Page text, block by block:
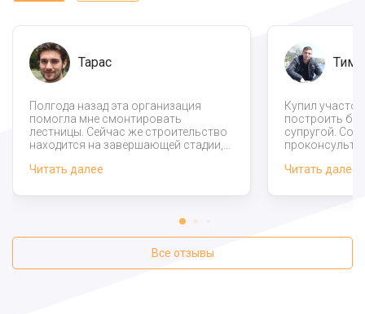
Тарас
Полгода назад эта организация
помогла мне смонтировать
лестницы. Сейчас же строительство
находится на завершающей стадии,
из-за ряда нюансов, но не суть.
совершенно по прозрачной схеме,
Читать далее
Купил
построить
супругой.
низкой.
Читать далее
Все отзывы